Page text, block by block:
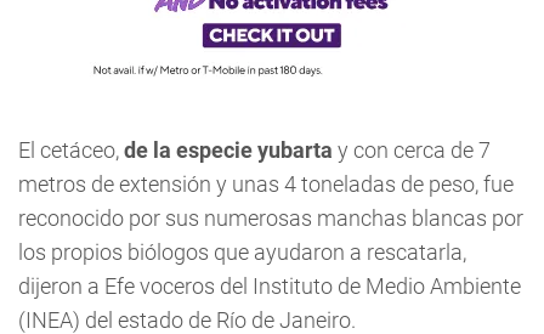
El cetáceo,de la especie yubarta y con cerca de 7
metros de extensión y unas 4 toneladas de peso, fue
reconocido por sus numerosas manchas blancas por
los propios biólogos que ayudaron a rescatarla,
dijeron a Efe voceros del Instituto de Medio Ambiente
(INEA) del estado de Río de Janeiro.